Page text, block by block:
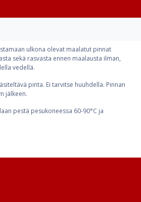
ulkona olevat maalatut pinnat
sekä rasvasta ennen maalausta ilman,
vedellä.
pinta. Ei tarvitse huuhdella. Pinnan
jälkeen.
pestä pesukoneessa 60-90°C ja